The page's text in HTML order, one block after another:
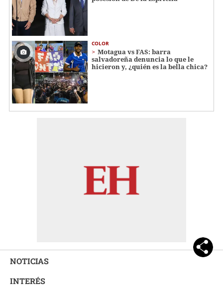
COLOR
Motagua vs FAS: barra
salvadoreña denuncia lo que le
hicieron y, ¿quién es la bella chica?
NOTICIAS
INTERÉS